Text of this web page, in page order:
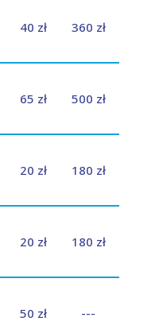
40 zł 360 zł
65 zł 500 zł
20 zł 180 zł
20 zł 180 zł
50 zł ---